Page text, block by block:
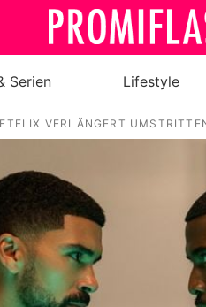
Royals
Filme & Serien
Familie & Liebe
Serien Lifestyle
VERLÄNGERT